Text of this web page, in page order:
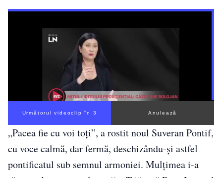
Următorul videoclip în 2 Anulează
„Pacea fie cu voi toţi”, a rostit noul Suveran Pontif,
cu voce calmă, dar fermă, deschizându-și astfel
pontificatul sub semnul armoniei. Mulțimea i-a